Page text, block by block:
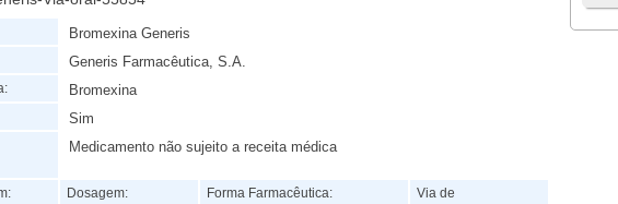
Bromexina Generis
Generis Farmacêutica, S.A.
Bromexina
Sim
Medicamento não sujeito a receita médica
Dosagem: Forma Farmacêutica:
Via de